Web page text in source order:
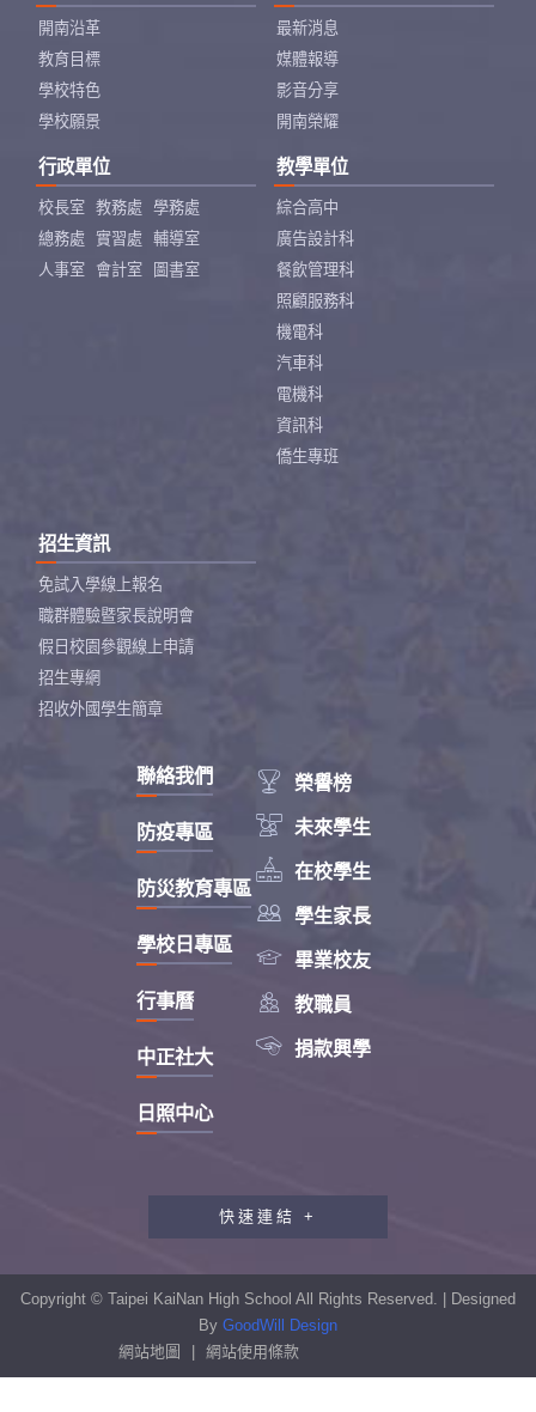
開南沿革
教育目標
學校特色
學校願景
最新消息
媒體報導
影音分享
開南榮耀
行政單位
校長室 教務處
學務處
總務處
實習處
輔導室
人事室
會計室 圖書室
教學單位
綜合高中
廣告設計科
餐飲管理科
照顧服務科
機電科
汽車科
電機科
資訊科
僑生專班
招生資訊
免試入學線上報名
職群體驗暨家長說明會
假日校園參觀線上申請
招生專網
招收外國學生簡章
 榮譽榜
 未來學生
 在校學生
 學生家長
 畢業校友
 教職員
 捐款興學
聯絡我們
防疫專區
防災教育專區
學校日專區
行事曆
中正社大
日照中心
快速連結 +
教職員工研習專區
性別平等教育專區
學生申訴及再申訴制度
Copyright © Taipei KaiNan High School All Rights Reserved. | Designed
By GoodWill Design
網站地圖
| 網站使用條款